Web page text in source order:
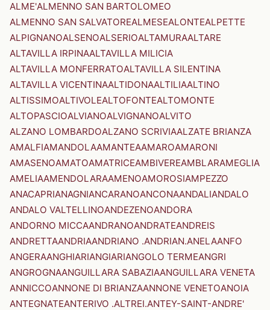
ALME'ALMENNO SAN BARTOLOMEO
ALMENNO SAN SALVATOREALMESEALONTEALPETTE
ALPIGNANOALSENOALSERIOALTAMURAALTARE
ALTAVILLA IRPINAALTAVILLA MILICIA
ALTAVILLA MONFERRATOALTAVILLA SILENTINA
ALTAVILLA VICENTINAALTIDONAALTILIAALTINO
ALTISSIMOALTIVOLEALTOFONTEALTOMONTE
ALTOPASCIOALVIANOALVIGNANOALVITO
ALZANO LOMBARDOALZANO SCRIVIAALZATE BRIANZA
AMALFIAMANDOLAAMANTEAAMAROAMARONI
AMASENOAMATOAMATRICEAMBIVEREAMBLARAMEGLIA
AMELIAAMENDOLARAAMENOAMOROSIAMPEZZO
ANACAPRIANAGNIANCARANOANCONAANDALIANDALO
ANDALO VALTELLINOANDEZENOANDORA
ANDORNO MICCAANDRANOANDRATEANDREIS
ANDRETTAANDRIAANDRIANO .ANDRIAN.ANELAANFO
ANGERAANGHIARIANGIARIANGOLO TERMEANGRI
ANGROGNAANGUILLARA SABAZIAANGUILLARA VENETA
ANNICCOANNONE DI BRIANZAANNONE VENETOANOIA
ANTEGNATEANTERIVO .ALTREI.ANTEY-SAINT-ANDRE'